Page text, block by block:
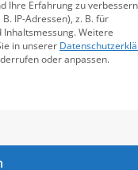
Ihre Erfahrung zu
IP-Adressen), z. B. für
Inhaltsmessung.Weitere
in unserer
oder anpassen.
für die eine